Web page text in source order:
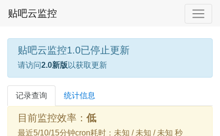
贴吧云监控
贴吧云监控1.0已停止更新
请访问2.0新版 以获取更新
记录查询 统计信息
目前监控效率： 低
最近5/10/15分钟cron耗时：未知 / 未知 / 未知 秒